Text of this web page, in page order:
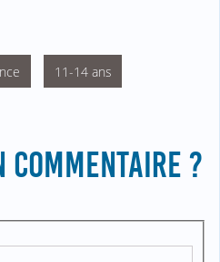
11-14 ans
COMMENTAIRE ?